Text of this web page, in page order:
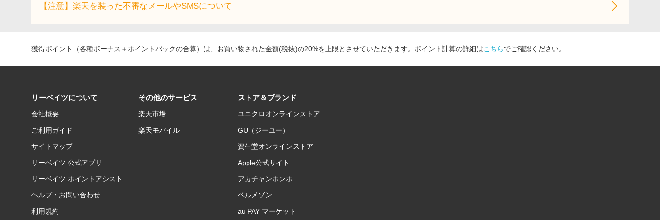
【注意】楽天を装った不審なメールやSMSについて
獲得ポイント（各種ボーナス＋ポイントバックの合算）は、お買い物された金額(税抜)の20%を上限とさせていただきます。ポイント計算の詳細はこちらでご確認ください。
リーベイツについて
会社概要
ご利用ガイド
サイトマップ
リーベイツ 公式アプリ
リーベイツ ポイントアシスト
ヘルプ・お問い合わせ
利用規約
その他のサービス
楽天市場
楽天モバイル
ストア＆ブランド
ユニクロオンラインストア
GU（ジーユー）
資生堂オンラインストア
Apple公式サイト
アカチャンホンポ
ベルメゾン
au PAY マーケット